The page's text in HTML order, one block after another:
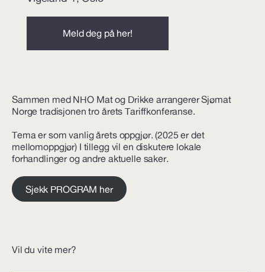
Meld deg på her!
Sammen med NHO Mat og Drikke arrangerer Sjømat
Norge tradisjonen tro årets Tariffkonferanse.
Tema er som vanlig årets oppgjør. (2025 er det
mellomoppgjør) I tillegg vil en diskutere lokale
forhandlinger og andre aktuelle saker.
Sjekk PROGRAM her
Vil du vite mer?